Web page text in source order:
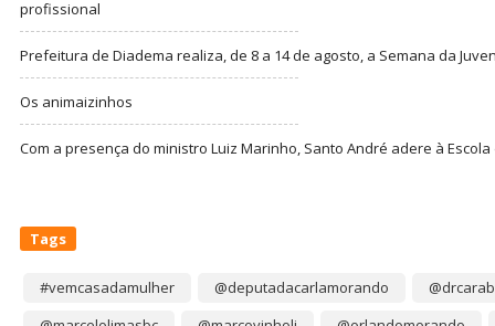
profissional
Prefeitura de Diadema realiza, de 8 a 14 de agosto, a Semana da
Os animaizinhos
Com a presença do ministro Luiz Marinho, Santo André adere à
Tags
#vemcasadamulher @deputadacarlamorando